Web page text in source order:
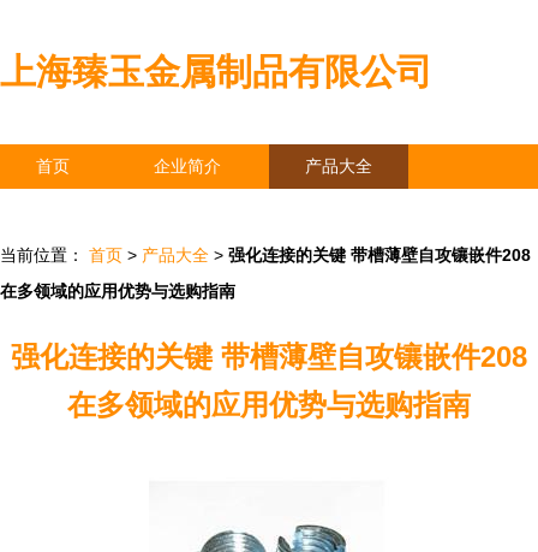
上海臻玉金属制品有限公司
首页 企业简介 产品大全
当前位置： 首页 > 产品大全 > 强化连接的关键 带槽薄壁自攻镶嵌件208
在多领域的应用优势与选购指南
强化连接的关键 带槽薄壁自攻镶嵌件208
在多领域的应用优势与选购指南